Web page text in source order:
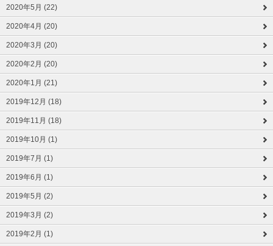
2020年5月 (22)
2020年4月 (20)
2020年3月 (20)
2020年2月 (20)
2020年1月 (21)
2019年12月 (18)
2019年11月 (18)
2019年10月 (1)
2019年7月 (1)
2019年6月 (1)
2019年5月 (2)
2019年3月 (2)
2019年2月 (1)